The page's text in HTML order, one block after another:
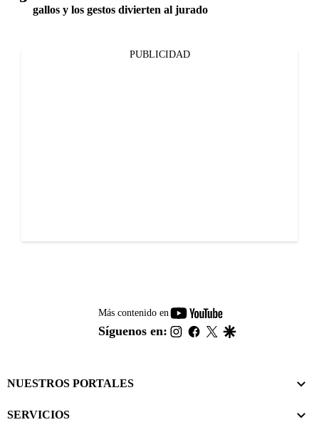
gallos y los gestos divierten al jurado
PUBLICIDAD
Más contenido en
youtube-
footer
Síguenos en: instagram
facebook
twitter
NUESTROS PORTALES
SERVICIOS